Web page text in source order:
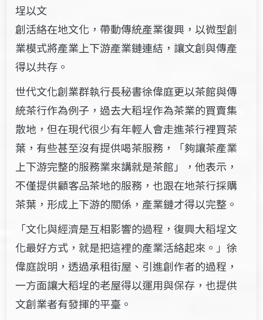
埕以文
創活絡在地文化，帶動傳統產業復興，以微型創
業模式將產業上下游產業鏈連結，讓文創與傳產
得以共存。
世代文化創業群執行長秘書徐偉庭更以茶館與傳
統茶行作為例子，過去大稻埕作為茶業的買賣集
散地，但在現代很少有年輕人會走進茶行裡買茶
葉，有些甚至沒有提供喝茶服務，「夠讓茶產業
上下游完整的服務業來講就是茶館」，他表示，
不僅提供顧客品茶地的服務，也跟在地茶行採購
茶葉，形成上下游的關係，產業鏈才得以完整。
「文化與經濟是互相影響的過程，復興大稻埕文
化最好方式，就是把這裡的產業活絡起來。」徐
偉庭說明，透過承租街屋、引進創作者的過程，
一方面讓大稻埕的老屋得以運用與保存，也提供
文創業者有發揮的平臺。